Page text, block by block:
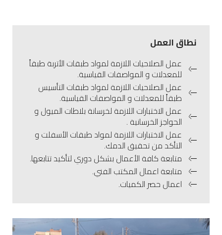
نطاق العمل
عمل الصلاحيات اللازمة لمواد طبقات الأتربة طبقاً
للمعدلات و المواصفات القياسية.
عمل الصلاحيات اللازمة لمواد طبقات التأسيس
طبقاً للمعدلات و المواصفات القياسية.
عمل الاختبارات اللازمة لخرسانة بلاطات الميول و
الحواجز الخرسانية .
عمل الاختبارات اللازمة لمواد طبقات الأسفلت و
التأكد من تحقيق الدمك.
متابعة كافة الأعمال بشكل دوري لتأكيد تتابعها.
متابعة اعمال المكتب الفني.
اعمال حصر الكميات.